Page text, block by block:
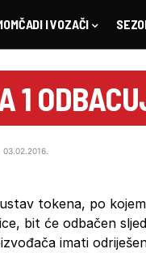
I VOZAČI
1
03.02.2016.
tokena, po
bit će odbačen
imati